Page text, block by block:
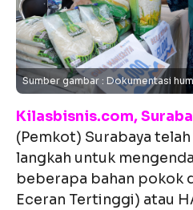
Sumber gambar : Dokumentasi
Kilasbisnis.com,
(Pemkot) Surabaya
langkah untuk
beberapa bahan pokok
Eceran Tertinggi) atau